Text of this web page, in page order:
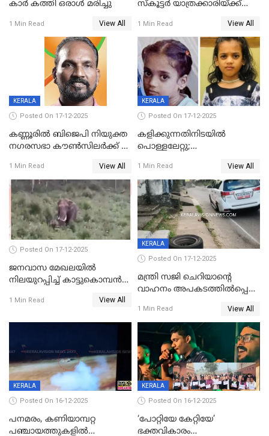
കാർ കത്തി ഒരാൾ മരിച്ചു
1 Min Read View All
സ്കൂട്ടർ യാത്രക്കാരിയ്ക്ക്
കണ്ടോത്ത് ദേശീയ പാതയിൽ
1 Min Read View All
KERALA
Posted On 17-12-2025
കണ്ണൂരിൽ ബിജെപി നിയുക്ത
നഗരസഭാ കൗൺസിലർക്ക് 36
1 Min Read View All
KERALA
Posted On 17-12-2025
കളിക്കുന്നതിനിടയിൽ
പൊള്ളലേറ്റു;
ക്ലാസ് വിദ്യാർത്ഥിനി മരിച്ചു
1 Min Read View All
Posted On 17-12-2025
ജനവാസ മേഖലയില്‍
നിലയുറപ്പിച്ച് കാട്ടുകൊമ്പന്‍
1 Min Read View All
KERALA
Posted On 17-12-2025
മന്ത്രി സജി ചെറിയാന്റെ
വാഹനം അപകടത്തിൽപ്പെട്ടു;
രക്ഷപ്പെട്ടത് തലനാരിടയ്ക്ക്
1 Min Read View All
KERALA
Posted On 16-12-2025
പനമരം, കണിയാമ്പറ്റ
പഞ്ചായത്തുകളിൽ
KERALA
Posted On 16-12-2025
‘പോറ്റിയേ കേറ്റിയേ’
ഭക്തവികാരം